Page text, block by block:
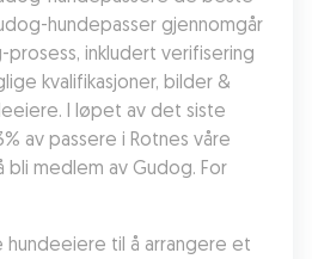
hundepasser gjennomgår
prosess, inkludert verifisering
kvalifikasjoner, bilder &
I løpet av det siste
av passere i Rotnes våre
medlem av Gudog. For
til å arrangere et